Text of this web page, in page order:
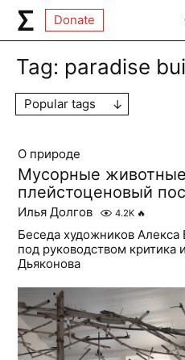
Donate
Tag: paradise
Popular tags
О природе
Мусорные
плейстоценовый
Илья Долгов 4.2K 🔥
Беседа художников
под руководством критика
Дьяконова